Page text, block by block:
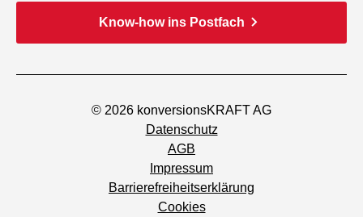
Know-how ins Postfach
© 2026 konversionsKRAFT AG
Datenschutz
AGB
Impressum
Barrierefreiheitserklärung
Cookies